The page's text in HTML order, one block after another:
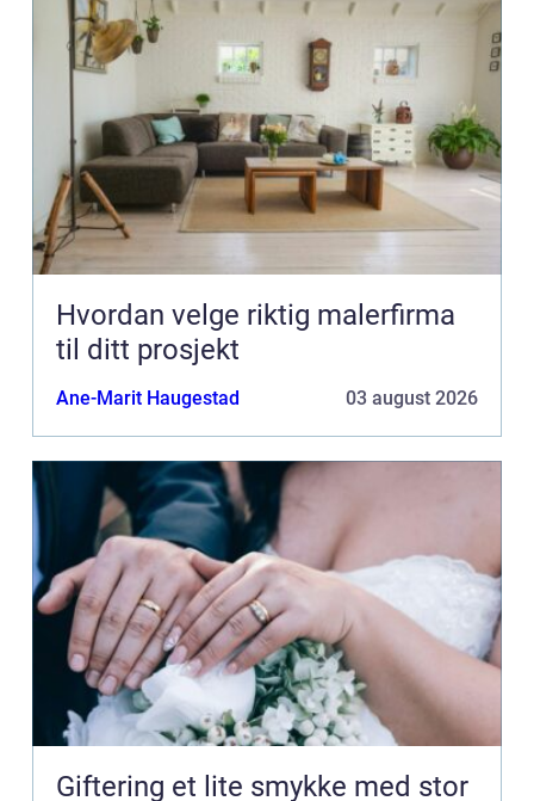
Hvordan velge riktig malerfirma
til ditt prosjekt
Ane-Marit Haugestad 03 august 2026
Giftering et lite smykke med stor